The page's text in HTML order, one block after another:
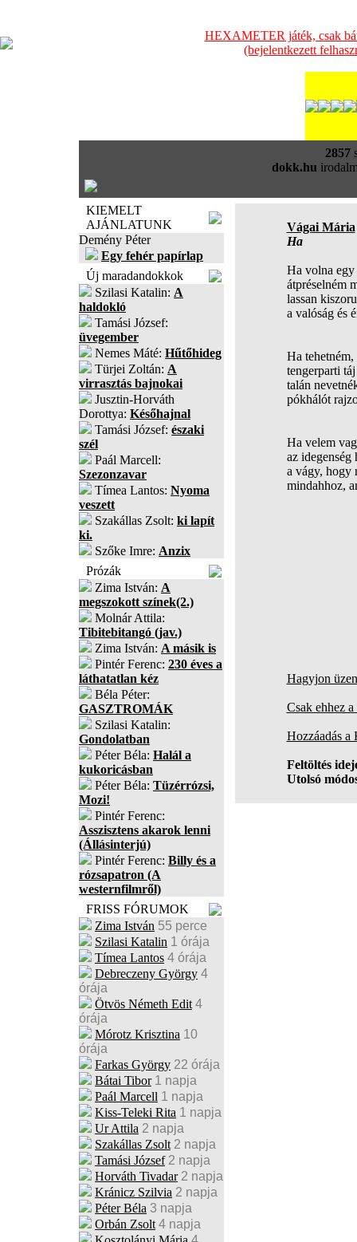
HEXAMETER játék, csak
(bejelentkezett
2857
dokk.hu
KIEMELT
AJÁNLATUNK
Demény Péter
Egy fehér papírlap
Új maradandokkok
Szilasi Katalin: A
haldokló
Tamási József:
üvegember
Nemes Máté: Hűtőhideg
Türjei Zoltán: A
virrasztás bajnokai
Jusztin-Horváth
Dorottya: Későhajnal
Tamási József: északi
szél
Paál Marcell:
Szezonzavar
Tímea Lantos: Nyoma
veszett
Szakállas Zsolt: ki lapít
ki.
Szőke Imre: Anzix
Prózák
Zima István: A
megszokott színek(2.)
Molnár Attila:
Tibitebitangó (jav.)
Zima István: A másik is
Pintér Ferenc: 230 éves a
láthatatlan kéz
Béla Péter:
GASZTROMÁK
Szilasi Katalin:
Gondolatban
Péter Béla: Halál a
kukoricásban
Péter Béla: Tüzérrózsi,
Mozi!
Pintér Ferenc:
Asszisztens akarok lenni
(Állásinterjú)
Pintér Ferenc: Billy és a
rózsapatron (A
westernfilmről)
FRISS FÓRUMOK
Zima István 55 perce
Szilasi Katalin 1 órája
Tímea Lantos 4 órája
Debreczeny György 4
órája
Ötvös Németh Edit 4
órája
Mórotz Krisztina 10
órája
Farkas György 22 órája
Bátai Tibor 1 napja
Paál Marcell 1 napja
Kiss-Teleki Rita 1 napja
Ur Attila 2 napja
Szakállas Zsolt 2 napja
Tamási József 2 napja
Horváth Tivadar 2 napja
Kránicz Szilvia 2 napja
Péter Béla 3 napja
Orbán Zsolt 4 napja
Vágai Mária
Ha
Ha volna egy
átpréselném
lassan
a valóság és
Ha tehetném,
tengerparti
talán
pókhálót
Ha velem
az idegenség
a vágy, hogy
mindahhoz,
Hagyjon
Csak ehhez
Hozzáadás
Feltöltés
Utolsó